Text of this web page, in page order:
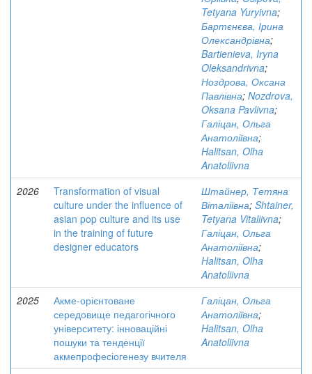
Tetyana Yuryivna;
Бартєнєва, Ірина
Олександрівна;
Bartienieva, Iryna
Oleksandrivna;
Ноздрова, Оксана
Павлівна; Nozdrova,
Oksana Pavlivna;
Галіцан, Ольга
Анатоліївна;
Halitsan, Olha
Anatoliivna
2026
Transformation of visual
culture under the influence of
asian pop culture and its use
in the training of future
designer educators
Штайнер, Тетяна
Віталіївна; Shtainer,
Tetyana Vitaliivna;
Галіцан, Ольга
Анатоліївна;
Halitsan, Olha
Anatoliivna
2025
Акме-орієнтоване
середовище педагогічного
університету: інноваційні
пошуки та тенденції
акмепрофесіогенезу вчителя
Галіцан, Ольга
Анатоліївна;
Halitsan, Olha
Anatoliivna